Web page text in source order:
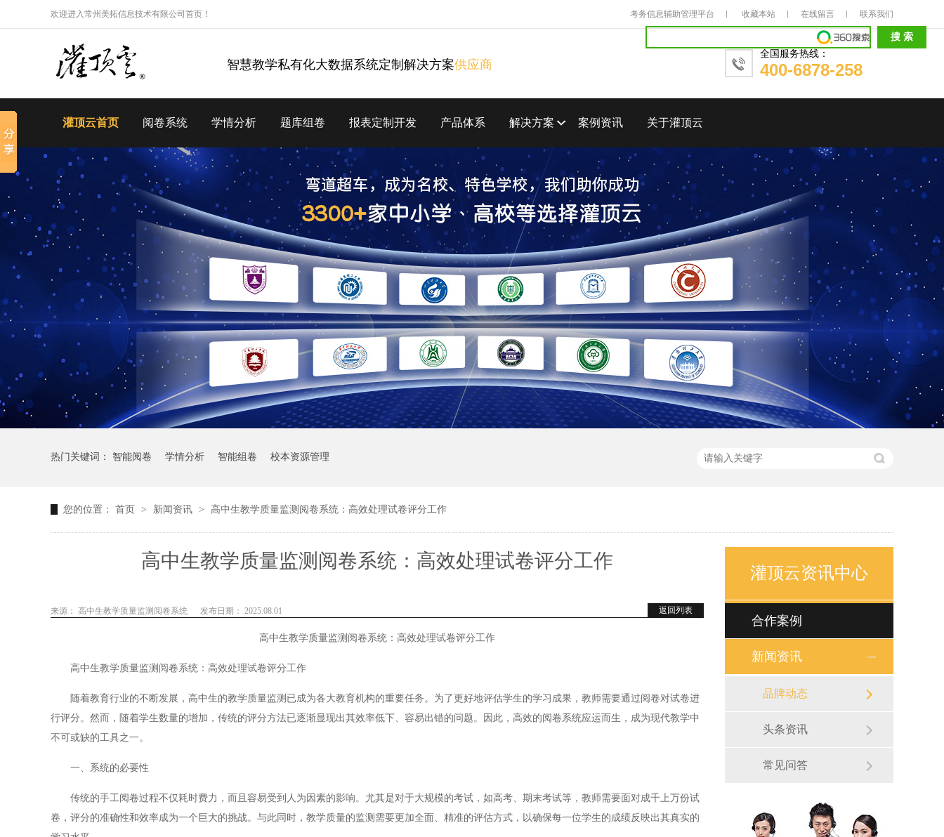
考务信息辅助管理平台 收藏本站 在线留言 联系我们
欢迎进入常州美拓信息技术有限公司首页！
智慧教学私有化大数据系统定制解决方案供应商
全国服务热线：
400-6878-258
灌顶云首页 阅卷系统 学情分析 题库组卷 报表定制开发 产品体系 解决方案 案例资讯 关于灌顶云
热门关键词： 智能阅卷 学情分析 智能组卷 校本资源管理
您的位置： 首页 > 新闻资讯 > 高中生教学质量监测阅卷系统：高效处理试卷评分工作
高中生教学质量监测阅卷系统：高效处理试卷评分工作
返回列表
来源： 高中生教学质量监测阅卷系统 发布日期： 2025.08.01
高中生教学质量监测阅卷系统：高效处理试卷评分工作
高中生教学质量监测阅卷系统：高效处理试卷评分工作
随着教育行业的不断发展，高中生的教学质量监测已成为各大教育机构的重要任务。为了更好地评估学生的学习成果，教师需要通过阅卷对试卷进
行评分。然而，随着学生数量的增加，传统的评分方法已逐渐显现出其效率低下、容易出错的问题。因此，高效的阅卷系统应运而生，成为现代教学中
不可或缺的工具之一。
一、系统的必要性
传统的手工阅卷过程不仅耗时费力，而且容易受到人为因素的影响。尤其是对于大规模的考试，如高考、期末考试等，教师需要面对成千上万份试
卷，评分的准确性和效率成为一个巨大的挑战。与此同时，教学质量的监测需要更加全面、精准的评估方式，以确保每一位学生的成绩反映出其真实的
灌顶云资讯中心
合作案例
新闻资讯
品牌动态
头条资讯
常见问答